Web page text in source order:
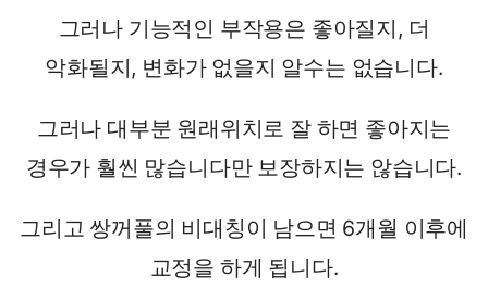
그러나 기능적인 부작용은 좋아질지, 더
악화될지, 변화가 없을지 알수는 없습니다.
그러나 대부분 원래위치로 잘 하면 좋아지는
경우가 훨씬 많습니다만 보장하지는 않습니다.
그리고 쌍꺼풀의 비대칭이 남으면 6개월 이후에
교정을 하게 됩니다.